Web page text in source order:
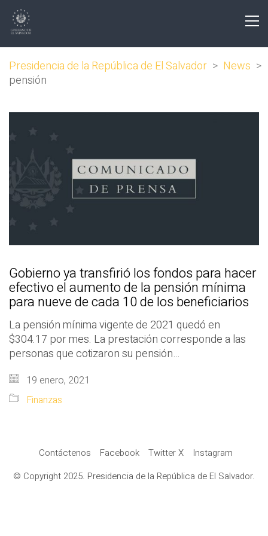
Presidencia de la República de El Salvador > News >
pensión
Gobierno ya transfirió los fondos para hacer
efectivo el aumento de la pensión mínima
para nueve de cada 10 de los beneficiarios
La pensión mínima vigente de 2021 quedó en
$304.17 por mes. La prestación corresponde a las
personas que cotizaron su pensión…
19 enero, 2021
Finanzas
Contáctenos Facebook Twitter X
Instagram
© Copyright 2025. Presidencia de la República de El Salvador.